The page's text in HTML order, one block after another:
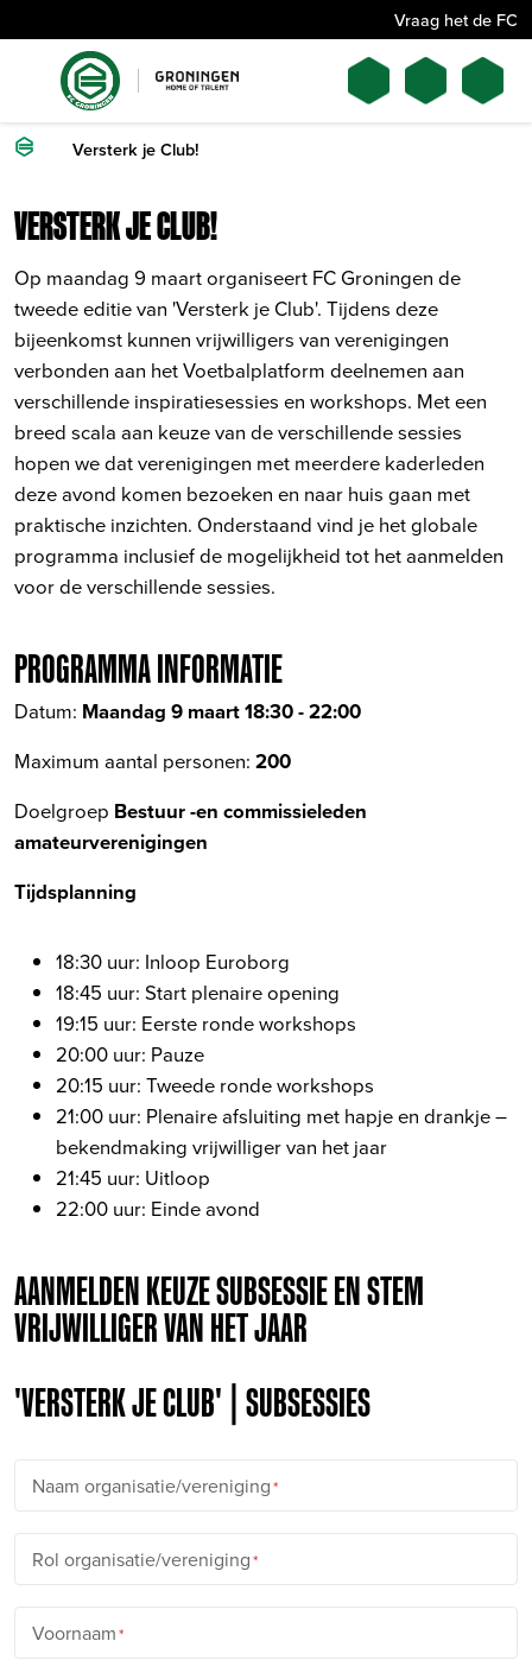
Vraag het de FC
Versterk je Club!
VERSTERK JE CLUB!
Op maandag 9 maart organiseert FC Groningen de
tweede editie van 'Versterk je Club'. Tijdens deze
bijeenkomst kunnen vrijwilligers van verenigingen
verbonden aan het Voetbalplatform deelnemen aan
verschillende inspiratiesessies en workshops. Met een
breed scala aan keuze van de verschillende sessies
hopen we dat verenigingen met meerdere kaderleden
deze avond komen bezoeken en naar huis gaan met
praktische inzichten. Onderstaand vind je het globale
programma inclusief de mogelijkheid tot het aanmelden
voor de verschillende sessies.
PROGRAMMA INFORMATIE
Datum: Maandag 9 maart 18:30 - 22:00
Maximum aantal personen: 200
Doelgroep Bestuur -en commissieleden
amateurverenigingen
Tijdsplanning
18:30 uur: Inloop Euroborg
18:45 uur: Start plenaire opening
19:15 uur: Eerste ronde workshops
20:00 uur: Pauze
20:15 uur: Tweede ronde workshops
21:00 uur: Plenaire afsluiting met hapje en drankje –
bekendmaking vrijwilliger van het jaar
21:45 uur: Uitloop
22:00 uur: Einde avond
AANMELDEN KEUZE SUBSESSIE EN STEM
VRIJWILLIGER VAN HET JAAR
'VERSTERK JE CLUB' | SUBSESSIES
Naam organisatie/vereniging
Rol organisatie/vereniging
Voornaam